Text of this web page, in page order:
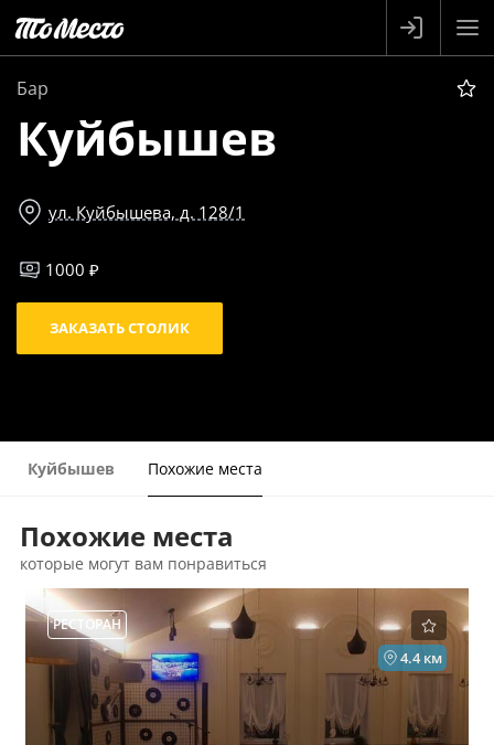
Бар
Куйбышев
ул. Куйбышева, д. 128/1
1000 ₽
ЗАКАЗАТЬ СТОЛИК
Куйбышев Похожие места
Похожие места
которые могут вам понравиться
РЕСТОРАН
4.4 км